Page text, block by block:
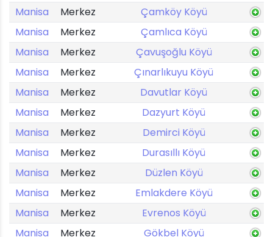
Manisa
Merkez
Çamköy Köyü
Manisa
Merkez
Çamlıca Köyü
Manisa
Merkez
Çavuşoğlu Köyü
Manisa
Merkez
Çınarlıkuyu Köyü
Manisa
Merkez
Davutlar Köyü
Manisa
Merkez
Dazyurt Köyü
Manisa
Merkez
Demirci Köyü
Manisa
Merkez
Durasıllı Köyü
Manisa
Merkez
Düzlen Köyü
Manisa
Merkez
Emlakdere Köyü
Manisa
Merkez
Evrenos Köyü
Manisa
Merkez
Gökbel Köyü